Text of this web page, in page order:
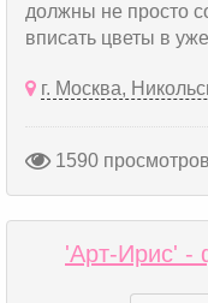
должны не просто
вписать цветы в
г. Москва,
1590 просмотров
'Арт-Ирис' -